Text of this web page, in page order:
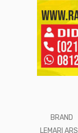
BRAND
LEMARI